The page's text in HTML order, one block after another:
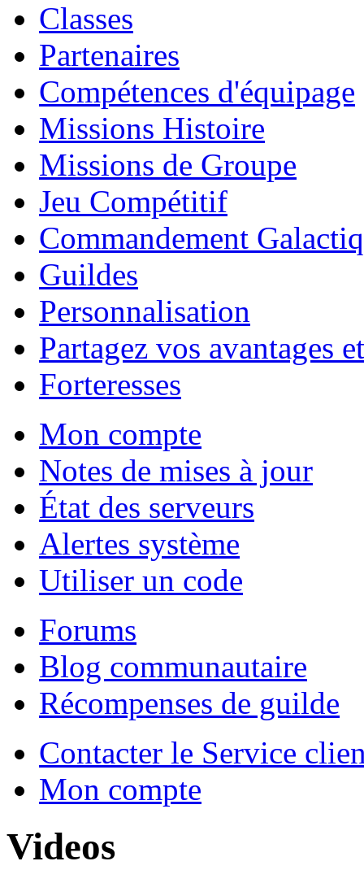
Classes
Partenaires
Compétences d'équipage
Missions Histoire
Missions de Groupe
Jeu Compétitif
Commandement
Guildes
Personnalisation
Partagez vos avantages
Forteresses
Mon compte
Notes de mises à jour
État des serveurs
Alertes système
Utiliser un code
Forums
Blog communautaire
Récompenses de guilde
Contacter le Service
Mon compte
Videos